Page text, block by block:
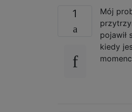
1
Mój
pojawił
kiedy